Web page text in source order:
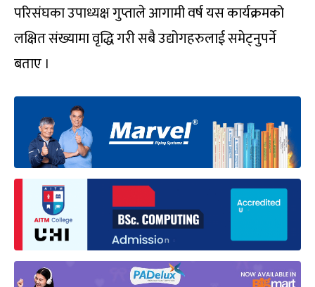
परिसंघका उपाध्यक्ष गुप्ताले आगामी वर्ष यस कार्यक्रमको
लक्षित संख्यामा वृद्धि गरी सबै उद्योगहरुलाई समेट्नुपर्ने
बताए ।